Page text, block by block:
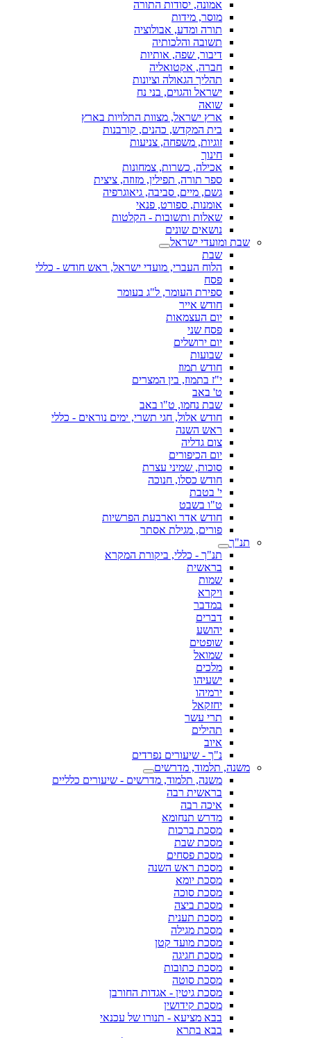
אמונה, יסודות התורה
מוסר, מידות
תורה ומדע, אבולוציה
תשובה והלכותיה
דיבור, שפה, אותיות
חברה, אקטואליה
תהליך הגאולה וציונות
ישראל והגוים, בני נח
שואה
ארץ ישראל, מצוות התלויות בארץ
בית המקדש, כהנים, קורבנות
זוגיות, משפחה, צניעות
חינוך
אכילה, כשרות, צמחונות
ספר תורה, תפילין, מזוזה, ציצית
גשם, מיים, סביבה, גיאוגרפיה
אומנות, ספורט, פנאי
שאלות ותשובות - הקלטות
נושאים שונים
שבת ומועדי ישראל
שבת
הלוח העברי, מועדי ישראל, ראש חודש - כללי
פסח
ספירת העומר, ל"ג בעומר
חודש אייר
יום העצמאות
פסח שני
יום ירושלים
שבועות
חודש תמוז
י"ז בתמוז, בין המצרים
ט' באב
שבת נחמו, ט"ו באב
חודש אלול, חגי תשרי, ימים נוראים - כללי
ראש השנה
צום גדליה
יום הכיפורים
סוכות, שמיני עצרת
חודש כסלו, חנוכה
י' בטבת
ט"ו בשבט
חודש אדר וארבעת הפרשיות
פורים, מגילת אסתר
תנ"ך
תנ"ך - כללי, ביקורת המקרא
בראשית
שמות
ויקרא
במדבר
דברים
יהושע
שופטים
שמואל
מלכים
ישעיהו
ירמיהו
יחזקאל
תרי עשר
תהילים
איוב
נ"ך - שיעורים נפרדים
משנה, תלמוד, מדרשים
משנה, תלמוד, מדרשים - שיעורים כלליים
בראשית רבה
איכה רבה
מדרש תנחומא
מסכת ברכות
מסכת שבת
מסכת פסחים
מסכת ראש השנה
מסכת יומא
מסכת סוכה
מסכת ביצה
מסכת תענית
מסכת מגילה
מסכת מועד קטן
מסכת חגיגה
מסכת כתובות
מסכת סוטה
מסכת גיטין - אגדות החורבן
מסכת קידושין
בבא מציעא - תנורו של עכנאי
בבא בתרא